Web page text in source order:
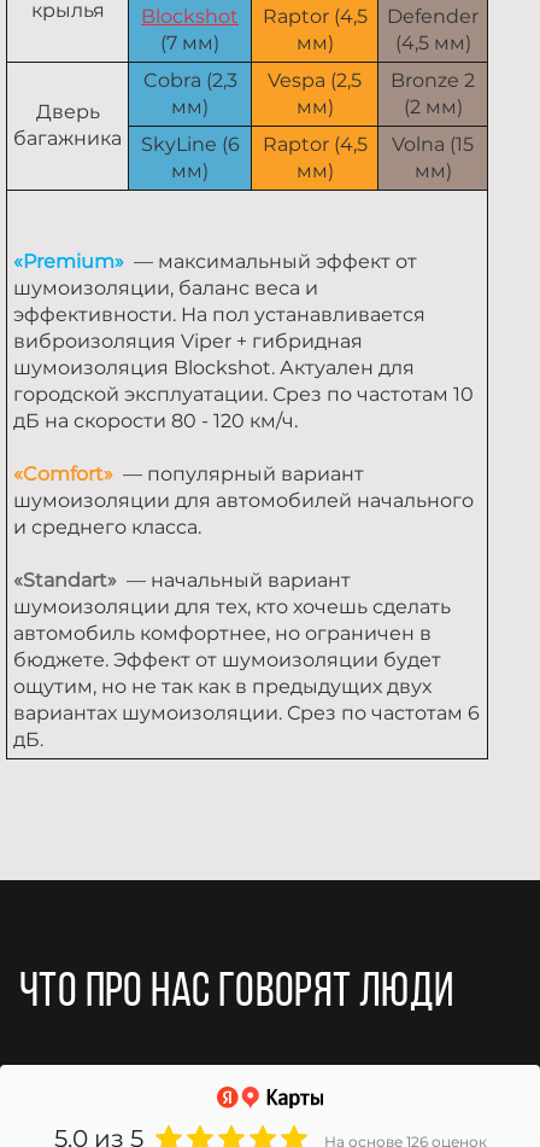
крылья
Blockshot
(7 мм)
Raptor (4,5
мм)
Defender
(4,5 мм)
Дверь
багажника
Cobra (2,3
мм)
Vespa (2,5
мм)
Bronze 2
(2 мм)
SkyLine (6
мм)
Raptor (4,5
мм)
Volna (15
мм)
«Premium» — максимальный эффект от
шумоизоляции, баланс веса и
эффективности. На пол устанавливается
виброизоляция Viper + гибридная
шумоизоляция Blockshot. Актуален для
городской эксплуатации. Срез по частотам 10
дБ на скорости 80 - 120 км/ч.
«Comfort» — популярный вариант
шумоизоляции для автомобилей начального
и среднего класса.
«Standart» — начальный вариант
шумоизоляции для тех, кто хочешь сделать
автомобиль комфортнее, но ограничен в
бюджете. Эффект от шумоизоляции будет
ощутим, но не так как в предыдущих двух
вариантах шумоизоляции. Срез по частотам 6
дБ.
Что про нас говорят люди
5.0из 5 На основе 126 оценок